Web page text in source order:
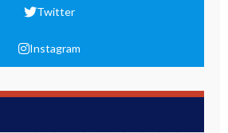
Twitter
Instagram